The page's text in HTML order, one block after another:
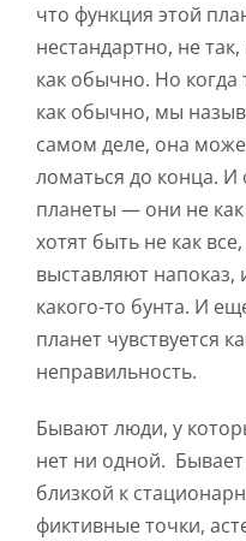
что функция этой
нестандартно, не
как обычно. Но когда
как обычно, мы
самом деле, она
ломаться до конца. И
планеты — они не
хотят быть не как
выставляют
какого-то бунта. И
планет чувствуется
неправильность.
Бывают люди, у
нет ни одной.
близкой к
фиктивные точки,